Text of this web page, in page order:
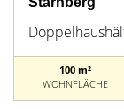
100 m²
WOHNFLÄCHE